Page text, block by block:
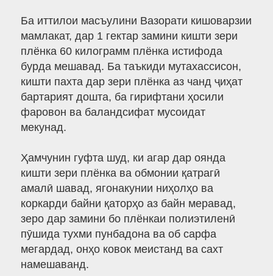
Ба иттилои масъулини Вазорати кишоварзии
мамлакат, дар 1 гектар замини кишти зери
плёнка 60 килограмм плёнка истифода
бурда мешавад. Ба таъкиди мутахассисон,
кишти пахта дар зери плёнка аз чанд ҷиҳат
бартарият дошта, ба гирифтани ҳосили
фаровон ва баландсифат мусоидат
мекунад.
Ҳамчунин гуфта шуд, ки агар дар оянда
кишти зери плёнка ва обмонии қатрагӣ
амалӣ шавад, ягонакунии ниҳолҳо ва
коркарди байни қаторҳо аз байн меравад,
зеро дар замини бо плёнкаи полиэтиленӣ
пӯшида тухми пунбадона ва об сарфа
мегардад, онҳо ковок меистанд ва сахт
намешаванд.